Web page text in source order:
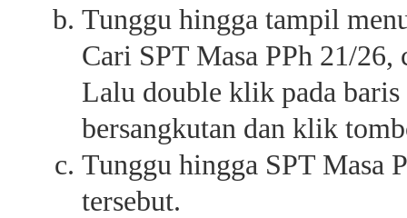
Tunggu hingga tampil
Cari SPT Masa PPh 21/
Lalu double klik pada
bersangkutan dan klik
Tunggu hingga SPT Masa
tersebut.